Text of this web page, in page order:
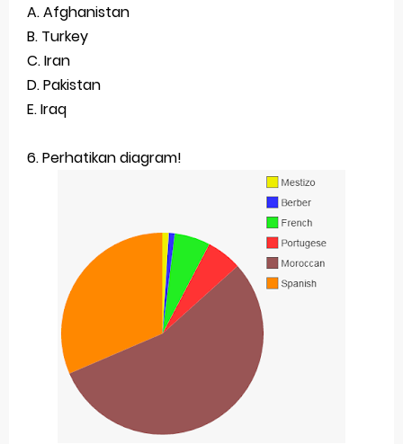
A.Afghanistan
B. Turkey
C.Iran
D.Pakistan
E.Iraq
6. Perhatikan diagram!